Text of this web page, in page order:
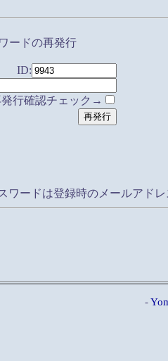
ードの再発行
ID:
行確認チェック→
ワードは登録時のメールアド
-